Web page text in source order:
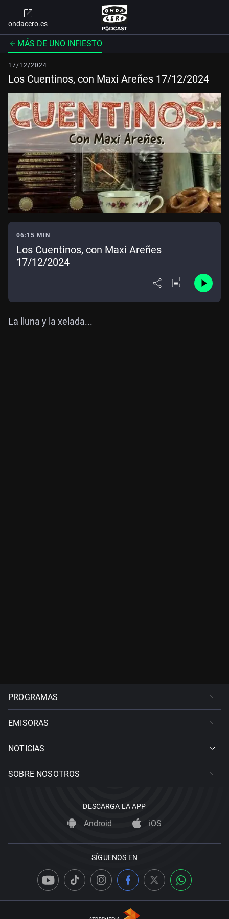
ondacero.es
MÁS DE UNO INFIESTO
17/12/2024
Los Cuentinos, con Maxi Areñes 17/12/2024
06:15 MIN
Los Cuentinos, con Maxi Areñes
17/12/2024
La lluna y la xelada...
PROGRAMAS
EMISORAS
NOTICIAS
SOBRE NOSOTROS
DESCARGA LA APP
Android iOS
SÍGUENOS EN